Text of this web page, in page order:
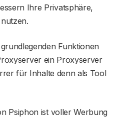
Ihre Privatsphäre,
Funktionen
ein Proxyserver
für Inhalte denn als Tool
Psiphon ist voller Werbung